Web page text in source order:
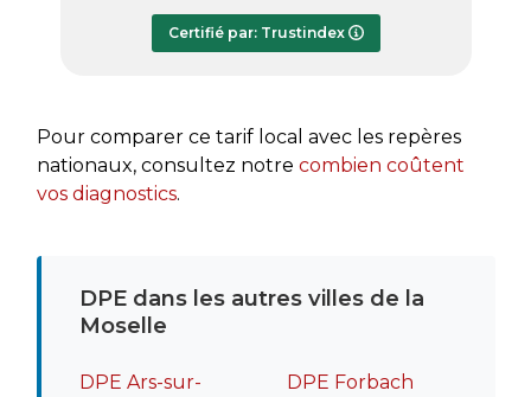
Certifié par: Trustindex
Pour comparer ce tarif local avec les repères
nationaux, consultez notre combien coûtent
vos diagnostics.
DPE dans les autres villes de la
Moselle
DPE Ars-sur-
DPE Forbach